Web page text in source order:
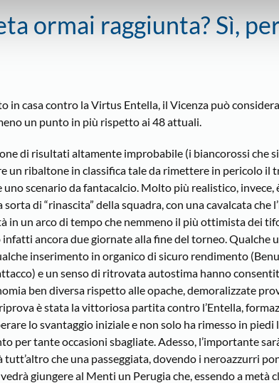
ormai raggiunta? Sì,
in casa contro la Virtus Entella, il Vicenza può
un punto in più rispetto ai 48 attuali.
di risultati altamente improbabile (i biancorossi che
un ribaltone in classifica tale da rimettere in pericolo il
scenario da fantacalcio. Molto più realistico, invece,
di “rinascita” della squadra, con una cavalcata che
in un arco di tempo che nemmeno il più ottimista dei
infatti ancora due giornate alla fine del torneo. Qualche
inserimento in organico di sicuro rendimento
e un senso di ritrovata autostima hanno
ben diversa rispetto alle opache, demoralizzate
è stata la vittoriosa partita contro l’Entella,
lo svantaggio iniziale e non solo ha rimesso in piedi
per tante occasioni sbagliate. Adesso, l’importante
che una passeggiata, dovendo i neroazzurri
giungere al Menti un Perugia che, essendo a metà